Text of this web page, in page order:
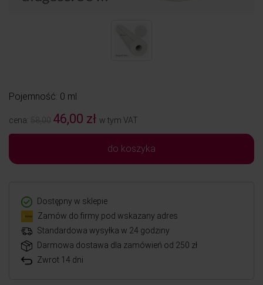
Pojemność: 0 ml
cena: 58,00 46,00 zł w tym VAT
do koszyka
Dostępny w sklepie
Zamów do firmy pod wskazany adres
Standardowa wysyłka w 24 godziny
Darmowa dostawa dla zamówień od 250 zł
Zwrot 14 dni